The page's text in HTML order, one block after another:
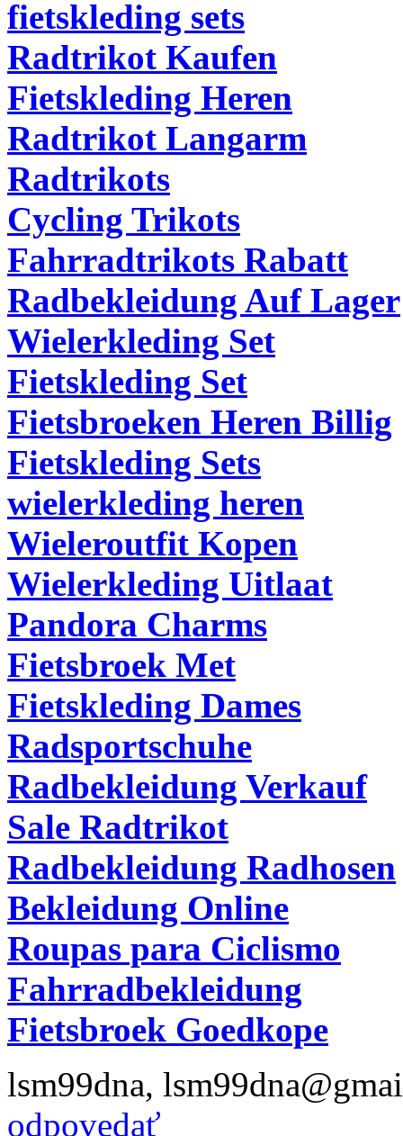
fietskleding sets
Radtrikot Kaufen
Fietskleding Heren
Radtrikot Langarm
Radtrikots
Cycling Trikots
Fahrradtrikots Rabatt
Radbekleidung Auf Lager
Wielerkleding Set
Fietskleding Set
Fietsbroeken Heren Billig
Fietskleding Sets
wielerkleding heren
Wieleroutfit Kopen
Wielerkleding Uitlaat
Pandora Charms
Fietsbroek Met
Fietskleding Dames
Radsportschuhe
Radbekleidung Verkauf
Sale Radtrikot
Radbekleidung Radhosen
Bekleidung Online
Roupas para Ciclismo
Fahrradbekleidung
Fietsbroek Goedkope
lsm99dna,
odpovedať